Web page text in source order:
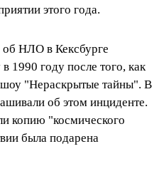
этого года.
об НЛО в Кексбурге
1990 году после того, как
"Нераскрытые тайны". В
об этом инциденте.
копию "космического
была подарена